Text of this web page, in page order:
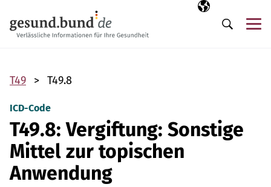
Ausgewählte
DE
Suche
T49 T49.8
ICD-Code
T49.8: Vergiftung: Sonstige
Mittel zur topischen
Anwendung